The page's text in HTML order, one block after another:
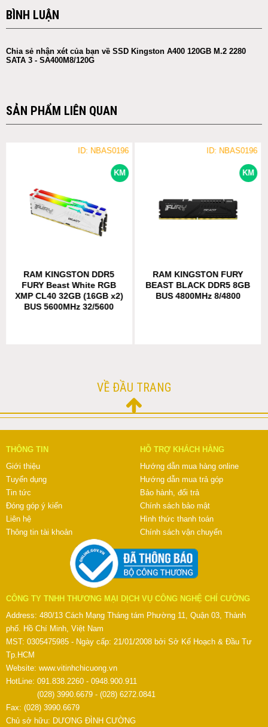
BÌNH LUẬN
Chia sẻ nhận xét của bạn về SSD Kingston A400 120GB M.2 2280
SATA 3 - SA400M8/120G
SẢN PHẨM LIÊN QUAN
KM
ID: NBAS0196
RAM KINGSTON DDR5
FURY Beast White RGB
XMP CL40 32GB (16GB x2)
BUS 5600MHz 32/5600
KM
ID: NBAS0196
RAM KINGSTON FURY
BEAST BLACK DDR5 8GB
BUS 4800MHz 8/4800
VỀ ĐẦU TRANG
THÔNG TIN
Giới thiệu
Tuyển dụng
Tin tức
Đóng góp ý kiến
Liên hệ
Thông tin tài khoản
HỖ TRỢ KHÁCH HÀNG
Hướng dẫn mua hàng online
Hướng dẫn mua trả góp
Bảo hành, đổi trả
Chính sách bảo mật
Hình thức thanh toán
Chính sách vận chuyển
CÔNG TY TNHH THƯƠNG MẠI DỊCH VỤ CÔNG NGHỆ CHÍ CƯỜNG
Address: 480/13 Cách Mạng Tháng tám Phường 11, Quận 03, Thành
phố. Hồ Chí Minh, Việt Nam
MST: 0305475985 - Ngày cấp: 21/01/2008 bởi Sở Kế Hoạch & Đầu Tư
Tp.HCM
Website: www.vitinhchicuong.vn
HotLine: 091.838.2260 - 0948.900.911
(028) 3990.6679 - (028) 6272.0841
Fax: (028) 3990.6679
Chủ sở hữu: DƯƠNG ĐÌNH CƯỜNG